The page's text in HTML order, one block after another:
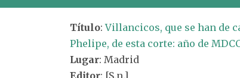
Título:Villancicos, que se han de
Phelipe, de esta corte: año de
Lugar: Madrid
Editor: [S.n.]